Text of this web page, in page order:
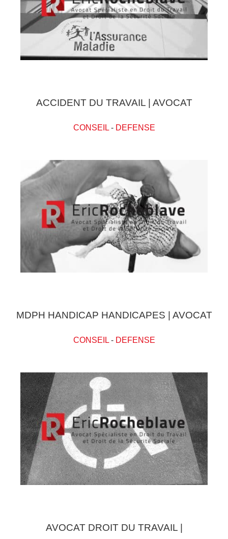
ACCIDENT DU TRAVAIL | AVOCAT
CONSEIL- DEFENSE
MDPH HANDICAP HANDICAPES | AVOCAT
CONSEIL- DEFENSE
AVOCAT DROIT DU TRAVAIL |